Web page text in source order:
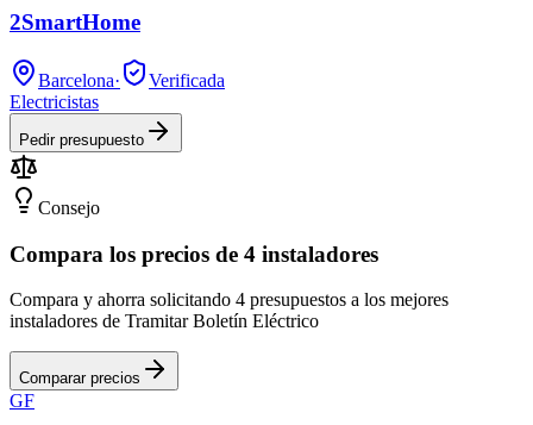
2SmartHome
Barcelona·
Verificada
Electricistas
Pedir presupuesto
Consejo
Compara los precios de 4 instaladores
Compara y ahorra solicitando 4 presupuestos a los mejores
instaladores de Tramitar Boletín Eléctrico
Comparar precios
GF